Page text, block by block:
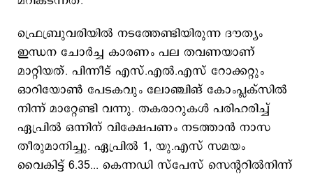
ഫ്രെബ്രുവരിയില്‍ നടത്തേണ്ടിയിരുന്ന ദൗത്യം
ഇന്ധന ചോര്‍ച്ച കാരണം പല തവണയാണ്
മാറ്റിയത്. പിന്നീട് എസ്.എല്‍.എസ് റോക്കറ്റും
ഓറിയോണ്‍ പേടകവും ലോഞ്ചിങ് കോംപ്ലക്സില്‍
നിന്ന് മാറ്റേണ്ടി വന്നു. തകരാറുകള്‍ പരിഹരിച്ച്
ഏപ്രില്‍ ഒന്നിന് വിക്ഷേപണം നടത്താന്‍ നാസ
തീരുമാനിച്ചു. ഏപ്രില്‍ 1, യു.എസ് സമയം
വൈകിട്ട് 6.35... കെന്നഡി സ്പേസ് സെന്ററിൽനിന്ന്